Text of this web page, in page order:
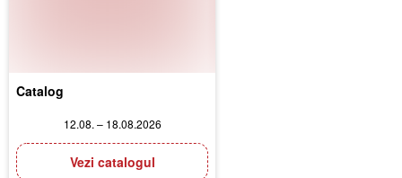
Catalog
12.08. – 18.08.2026
Vezi catalogul